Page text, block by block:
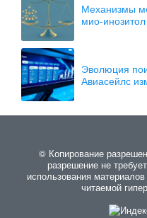
Механизмы
мио-
Эволюция
Авиасейлс
© Копирование
разрешение не
использования
читаемой